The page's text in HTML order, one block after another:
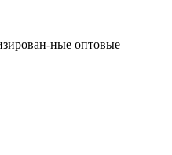
ные оптовые